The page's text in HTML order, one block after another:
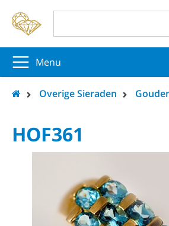
Menu
Overige Sieraden
HOF361